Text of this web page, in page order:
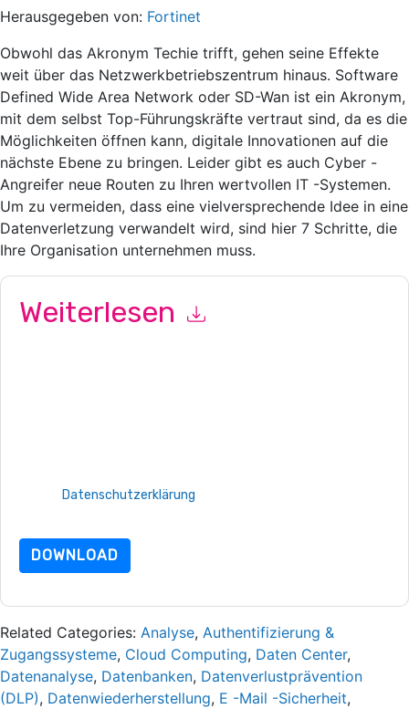
Herausgegeben von: Fortinet
Obwohl das Akronym Techie trifft, gehen seine Effekte
weit über das Netzwerkbetriebszentrum hinaus. Software
Defined Wide Area Network oder SD-Wan ist ein Akronym,
mit dem selbst Top-Führungskräfte vertraut sind, da es die
Möglichkeiten öffnen kann, digitale Innovationen auf die
nächste Ebene zu bringen. Leider gibt es auch Cyber ​​-
Angreifer neue Routen zu Ihren wertvollen IT -Systemen.
Um zu vermeiden, dass eine vielversprechende Idee in eine
Datenverletzung verwandelt wird, sind hier 7 Schritte, die
Ihre Organisation unternehmen muss.
Weiterlesen
Datenschutzerklärung
DOWNLOAD
Related Categories: Analyse, Authentifizierung &
Zugangssysteme, Cloud Computing, Daten Center,
Datenanalyse, Datenbanken, Datenverlustprävention
(DLP), Datenwiederherstellung, E -Mail -Sicherheit,